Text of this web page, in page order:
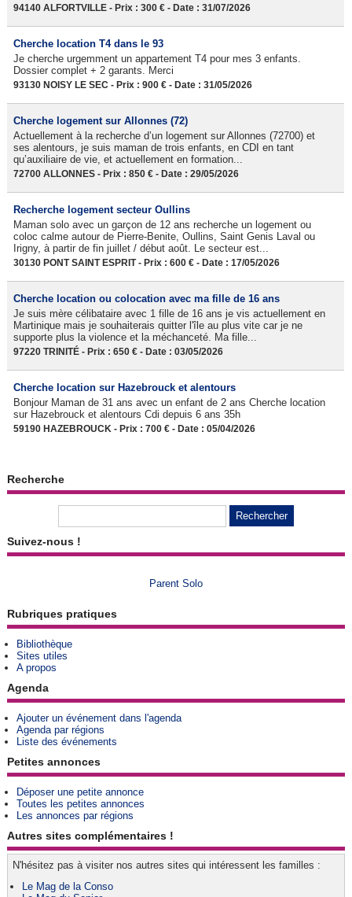
94140 ALFORTVILLE - Prix : 300 € - Date : 31/07/2026
Cherche location T4 dans le 93
Je cherche urgemment un appartement T4 pour mes 3 enfants.
Dossier complet + 2 garants. Merci
93130 NOISY LE SEC - Prix : 900 € - Date : 31/05/2026
Cherche logement sur Allonnes (72)
Actuellement à la recherche d’un logement sur Allonnes (72700) et
ses alentours, je suis maman de trois enfants, en CDI en tant
qu’auxiliaire de vie, et actuellement en formation...
72700 ALLONNES - Prix : 850 € - Date : 29/05/2026
Recherche logement secteur Oullins
Maman solo avec un garçon de 12 ans recherche un logement ou
coloc calme autour de Pierre-Benite, Oullins, Saint Genis Laval ou
Irigny, à partir de fin juillet / début août. Le secteur est...
30130 PONT SAINT ESPRIT - Prix : 600 € - Date : 17/05/2026
Cherche location ou colocation avec ma fille de 16 ans
Je suis mère célibataire avec 1 fille de 16 ans je vis actuellement en
Martinique mais je souhaiterais quitter l'île au plus vite car je ne
supporte plus la violence et la méchanceté. Ma fille...
97220 TRINITÉ - Prix : 650 € - Date : 03/05/2026
Cherche location sur Hazebrouck et alentours
Bonjour Maman de 31 ans avec un enfant de 2 ans Cherche location
sur Hazebrouck et alentours Cdi depuis 6 ans 35h
59190 HAZEBROUCK - Prix : 700 € - Date : 05/04/2026
Recherche
Suivez-nous !
Parent Solo
Rubriques pratiques
Bibliothèque
Sites utiles
A propos
Agenda
Ajouter un événement dans l'agenda
Agenda par régions
Liste des événements
Petites annonces
Déposer une petite annonce
Toutes les petites annonces
Les annonces par régions
Autres sites complémentaires !
N'hésitez pas à visiter nos autres sites qui intéressent les familles :
Le Mag de la Conso